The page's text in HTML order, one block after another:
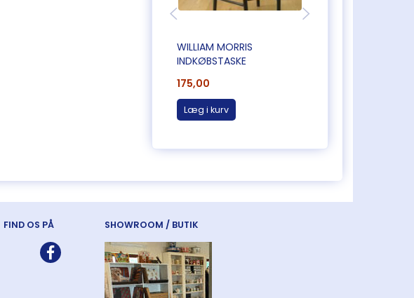
WILLIAM MORRIS
INDKØBSTASKE
175,00
Læg i kurv
FIND OS PÅ SHOWROOM / BUTIK